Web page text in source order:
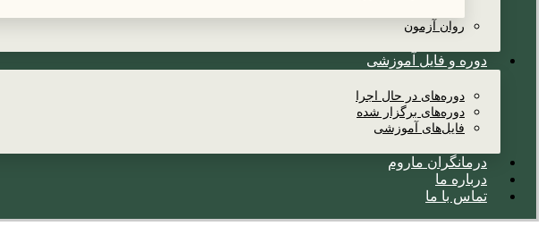
روان آزمون
دوره و فایل آموزشی
دوره‌های در حال اجرا
دوره‌های برگزار شده
فایل‌های آموزشی
درمانگران ماروم
درباره ما
تماس با ما